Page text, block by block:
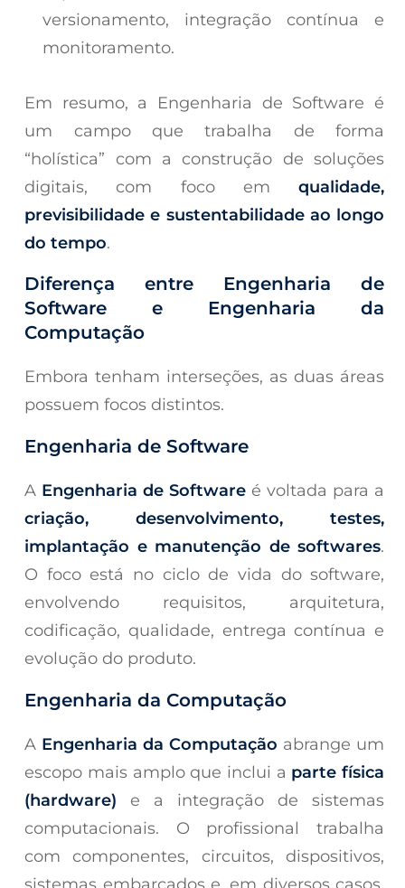
versionamento, integração contínua e
monitoramento.
Em resumo, a Engenharia de Software é
um campo que trabalha de forma
“holística” com a construção de soluções
digitais, com foco emqualidade,
previsibilidade e sustentabilidade ao longo
do tempo.
Diferença entre Engenharia de
Software e Engenharia da
Computação
Embora tenham interseções, as duas áreas
possuem focos distintos.
Engenharia de Software
A Engenharia de Software é voltada para a
criação, desenvolvimento, testes,
implantação e manutenção de softwares.
O foco está no ciclo de vida do software,
envolvendo requisitos, arquitetura,
codificação, qualidade, entrega contínua e
evolução do produto.
Engenharia da Computação
A Engenharia da Computação abrange um
escopo mais amplo que inclui a parte física
(hardware) e a integração de sistemas
computacionais. O profissional trabalha
com componentes, circuitos, dispositivos,